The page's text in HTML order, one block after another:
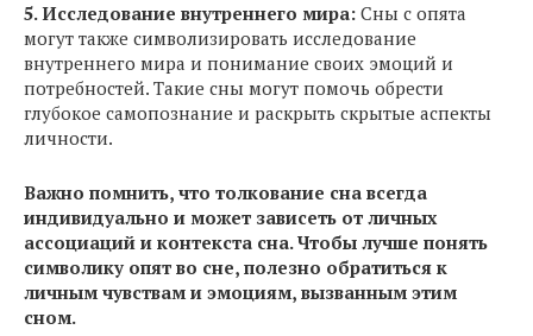
5. Исследование внутреннего мира: Сны с опята
могут также символизировать исследование
внутреннего мира и понимание своих эмоций и
потребностей. Такие сны могут помочь обрести
глубокое самопознание и раскрыть скрытые аспекты
личности.
Важно помнить, что толкование сна всегда
индивидуально и может зависеть от личных
ассоциаций и контекста сна. Чтобы лучше понять
символику опят во сне, полезно обратиться к
личным чувствам и эмоциям, вызванным этим
сном.